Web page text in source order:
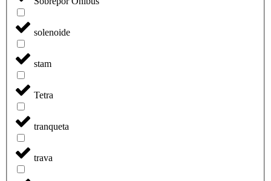
solenoide
stam
Tetra
tranqueta
trava